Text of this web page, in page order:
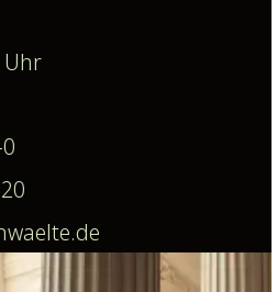
Uhr